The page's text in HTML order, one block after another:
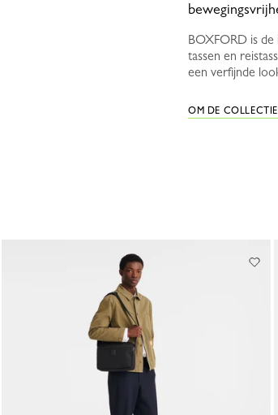
BOXFORD is
tassen en
een verfijnde
OM DE